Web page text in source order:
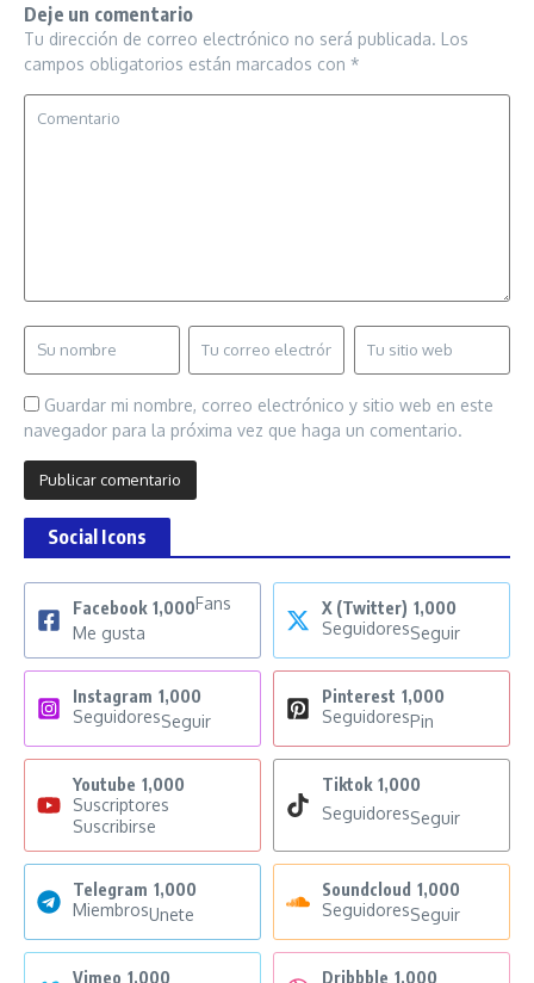
Deje un comentario
Tu dirección de correo electrónico no será publicada. Los
campos obligatorios están marcados con *
Guardar mi nombre, correo electrónico y sitio web en este
navegador para la próxima vez que haga un comentario.
Social Icons
Facebook 1,000Fans
Me gusta
X (Twitter) 1,000
SeguidoresSeguir
Instagram 1,000
SeguidoresSeguir
Pinterest 1,000
SeguidoresPin
Youtube 1,000
Suscriptores
Suscribirse
Tiktok 1,000
SeguidoresSeguir
Telegram 1,000
MiembrosUnete
Soundcloud 1,000
SeguidoresSeguir
Vimeo 1,000 Dribbble 1,000